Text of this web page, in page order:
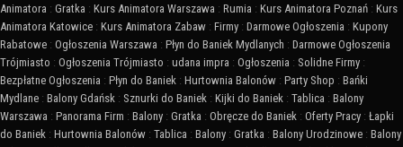
Animatora : Gratka : Kurs Animatora Warszawa : Rumia : Kurs Animatora Poznań : Kurs
Animatora Katowice : Kurs Animatora Zabaw : Firmy : Darmowe Ogłoszenia : Kupony
Rabatowe : Ogłoszenia Warszawa : Płyn do Baniek Mydlanych : Darmowe Ogłoszenia
Trójmiasto : Ogłoszenia Trójmiasto : udana impra : Ogłoszenia : Solidne Firmy :
Bezpłatne Ogłoszenia : Płyn do Baniek : Hurtownia Balonów : Party Shop : Bańki
Mydlane : Balony Gdańsk : Sznurki do Baniek : Kijki do Baniek : Tablica : Balony
Warszawa : Panorama Firm : Balony : Gratka : Obręcze do Baniek : Oferty Pracy : Łapki
do Baniek : Hurtownia Balonów : Tablica : Balony : Gratka : Balony Urodzinowe : Balony